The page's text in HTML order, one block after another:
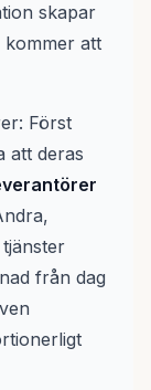
skapar
att
Först
att deras
från dag